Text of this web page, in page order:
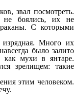
звал посмотреть.
не боялись, их не
С которыми
изрядная. Много их
было залито
как мухи в янтаре.
зрелищем: такие
этим человеком.